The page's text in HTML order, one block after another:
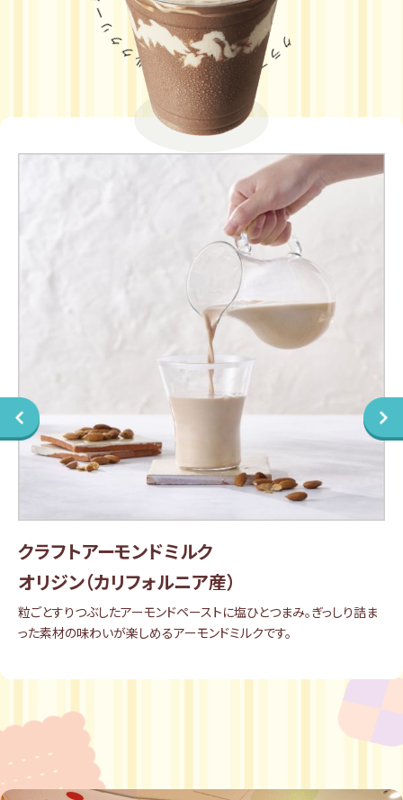
クラフトアーモンドミルク
オリジン（カリフォルニア産）
粒ごとすりつぶしたアーモンドペーストに塩ひとつまみ。ぎっしり詰ま
った素材の味わいが楽しめるアーモンドミルクです。